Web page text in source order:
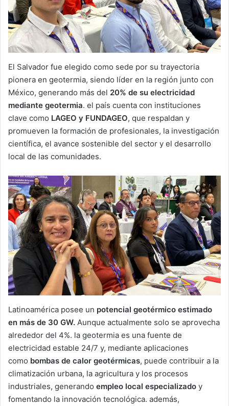
El Salvador fue elegido como sede por su trayectoria
pionera en geotermia, siendo líder en la región junto con
México, generando más del 20% de su electricidad
mediante geotermia. el país cuenta con instituciones
clave como LAGEO y FUNDAGEO, que respaldan y
promueven la formación de profesionales, la investigación
científica, el avance sostenible del sector y el desarrollo
local de las comunidades.
Latinoamérica posee un potencial geotérmico estimado
en más de 30 GW. Aunque actualmente solo se aprovecha
alrededor del 4%. la geotermia es una fuente de
electricidad estable 24/7 y, mediante aplicaciones
como bombas de calor geotérmicas, puede contribuir a la
climatización urbana, la agricultura y los procesos
industriales, generando empleo local especializado y
fomentando la innovación tecnológica. además,